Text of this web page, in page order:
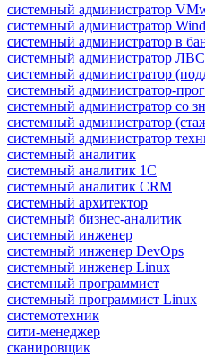
системный администратор
системный администратор
системный администратор в
системный администратор ЛВС
системный администратор
системный администратор-
системный администратор со
системный администратор
системный администратор
системный аналитик
системный аналитик 1С
системный аналитик CRM
системный архитектор
системный бизнес-аналитик
системный инженер
системный инженер DevOps
системный инженер Linux
системный программист
системный программист Linux
системотехник
сити-менеджер
сканировщик